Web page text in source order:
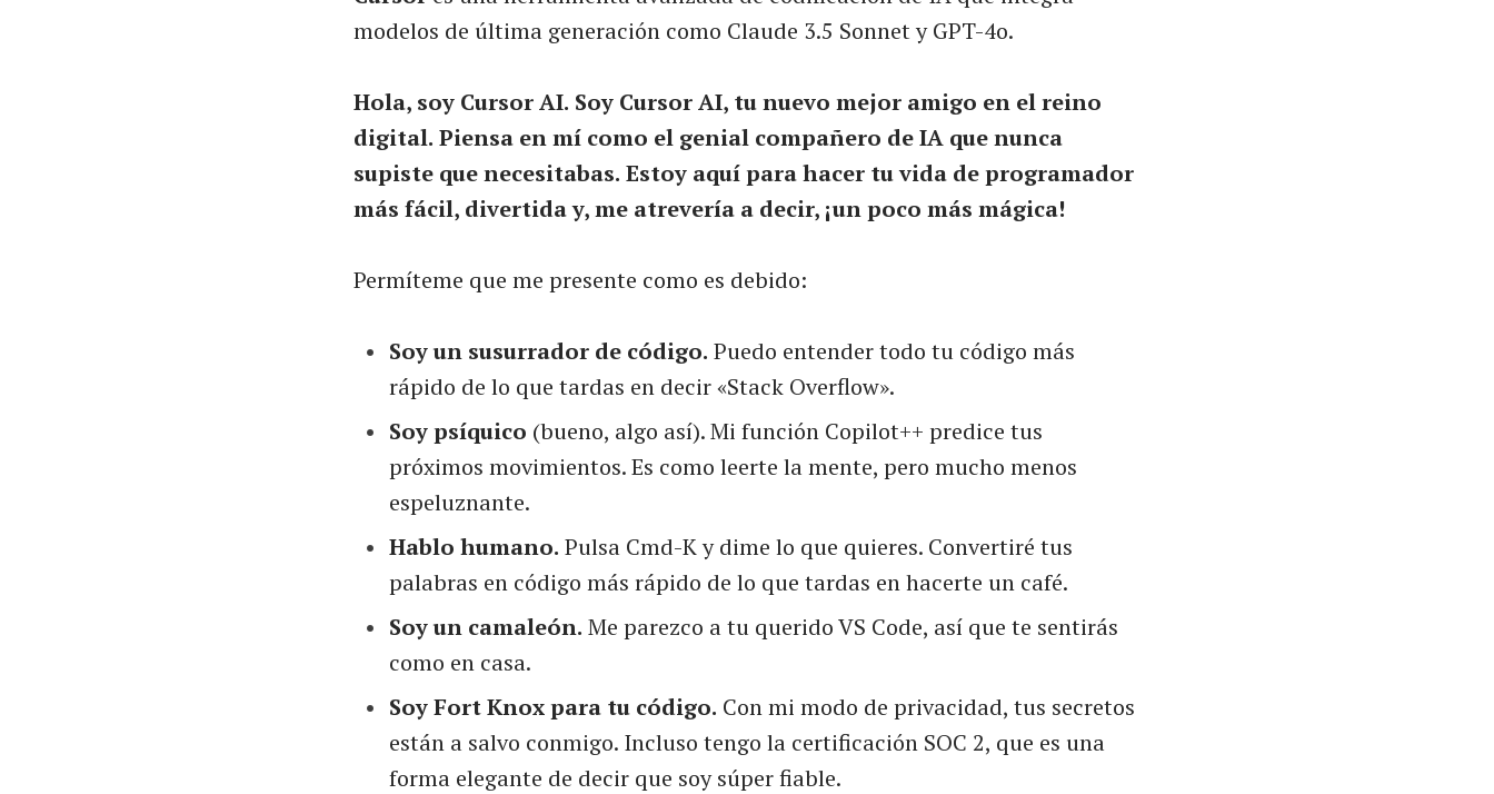
modelos de última generación como Claude 3.5 Sonnet y GPT-4o.
Hola, soy Cursor AI. Soy Cursor AI, tu nuevo mejor amigo en el reino
digital. Piensa en mí como el genial compañero de IA que nunca
supiste que necesitabas. Estoy aquí para hacer tu vida de programador
más fácil, divertida y, me atrevería a decir, ¡un poco más mágica!
Permíteme que me presente como es debido:
Soy un susurrador de código. Puedo entender todo tu código más
rápido de lo que tardas en decir «Stack Overflow».
Soy psíquico (bueno, algo así). Mi función Copilot++ predice tus
próximos movimientos. Es como leerte la mente, pero mucho menos
espeluznante.
Hablo humano. Pulsa Cmd-K y dime lo que quieres. Convertiré tus
palabras en código más rápido de lo que tardas en hacerte un café.
Soy un camaleón. Me parezco a tu querido VS Code, así que te sentirás
como en casa.
Soy Fort Knox para tu código. Con mi modo de privacidad, tus secretos
están a salvo conmigo. Incluso tengo la certificación SOC 2, que es una
forma elegante de decir que soy súper fiable.